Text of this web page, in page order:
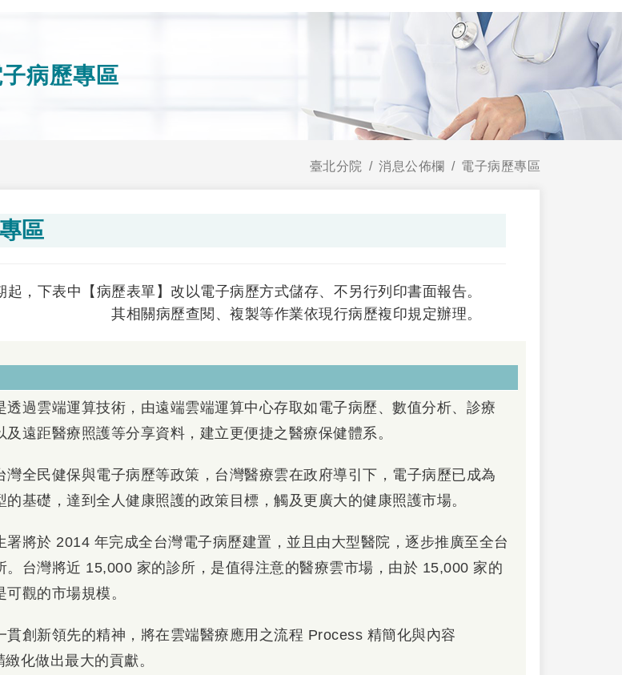
病歷專區
臺北分院 消息公佈欄 電子病歷專區
區
起，下表中【病歷表單】改以電子病歷方式儲存、不另行列印書面報告。
其相關病歷查閱、複製等作業依現行病歷複印規定辦理。
透過雲端運算技術，由遠端雲端運算中心存取如電子病歷、數值分析、診療
及遠距醫療照護等分享資料，建立更便捷之醫療保健體系。
灣全民健保與電子病歷等政策，台灣醫療雲在政府導引下，電子病歷已成為
的基礎，達到全人健康照護的政策目標，觸及更廣大的健康照護市場。
署將於 2014 年完成全台灣電子病歷建置，並且由大型醫院，逐步推廣至全台
。台灣將近 15,000 家的診所，是值得注意的醫療雲市場，由於 15,000 家的
可觀的市場規模。
貫創新領先的精神，將在雲端醫療應用之流程 Process 精簡化與內容
化做出最大的貢獻。